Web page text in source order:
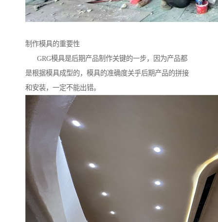
制作模具的重要性
GRG模具是后期产品制作关键的一步，因为产品都
是根据模具成型的，模具的准确度关乎后期产品的拼接
和安装，一定不能出错。